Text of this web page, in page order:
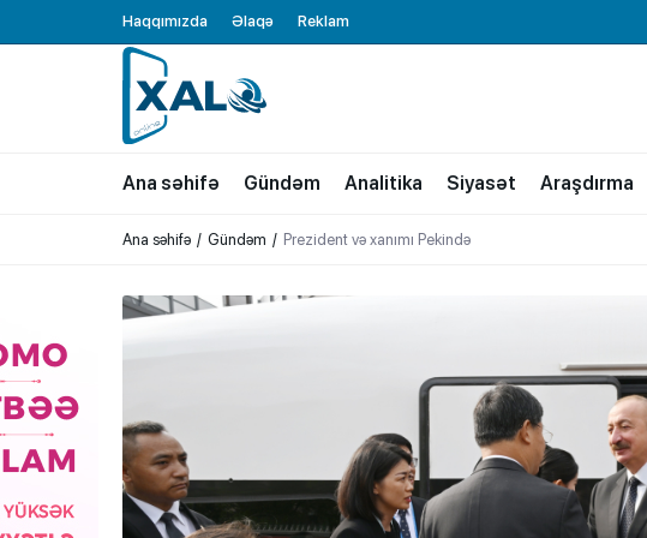
Haqqımızda Əlaqə Reklam
XALQ.ONLINE
ONLAYN PLATFORMA
Ana səhifə Gündəm Analitika Siyasət Araşdırma
Ana səhifə Gündəm Prezident və xanımı Pekində